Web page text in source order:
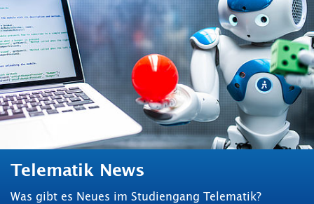
HOCHSCHULE
INTERNATIONAL
BESCHÄFTIGTE
Blogs Kontakt und Anfahrt Webmail Moodle
TH Online-Portal Personensuche English
Telematik News
Was gibt es Neues im Studiengang Telematik?